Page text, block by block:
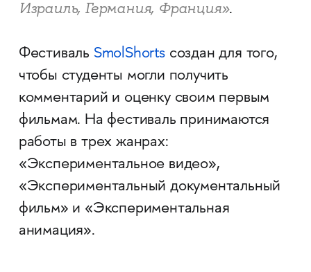
Израиль, Германия, Франция».
Фестиваль SmolShortsсоздан для того,
чтобы студенты могли получить
комментарий и оценку своим первым
фильмам. На фестиваль принимаются
работы в трех жанрах:
«Экспериментальное видео»,
«Экспериментальный документальный
фильм» и «Экспериментальная
анимация».